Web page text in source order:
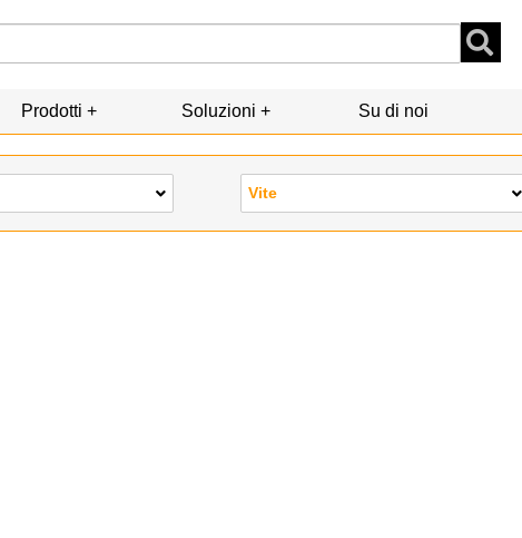
Prodotti Soluzioni Su di noi
Vite